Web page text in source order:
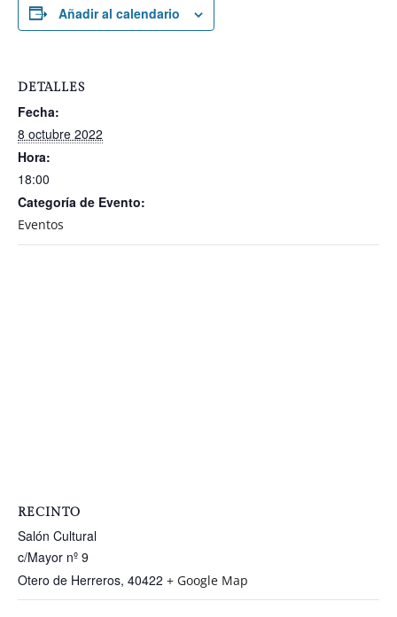
Añadir al calendario
DETALLES
Fecha:
8 octubre 2022
Hora:
18:00
Categoría de Evento:
Eventos
RECINTO
Salón Cultural
c/Mayor nº 9
Otero de Herreros, 40422 + Google Map